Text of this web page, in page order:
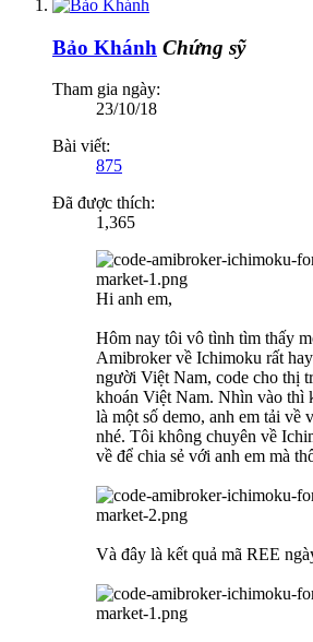
Bảo Khánh Chứng sỹ
Tham gia ngày:
23/10/18
Bài viết:
875
Đã được thích:
1,365
Hi anh em,
Hôm nay tôi vô tình tìm thấy
Amibroker về Ichimoku rất
người Việt Nam, code cho thị
khoán Việt Nam. Nhìn vào thì
là một số demo, anh em tải về
nhé. Tôi không chuyên về
về để chia sẻ với anh em mà
Và đây là kết quả mã REE